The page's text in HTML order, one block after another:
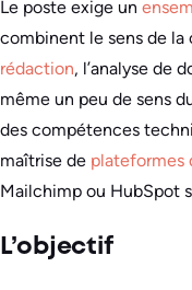
Le poste exige un
combinent le sens de la
rédaction, l’analyse de
même un peu de sens
des compétences
maîtrise de plateformes
Mailchimp ou HubSpot
L’objectif